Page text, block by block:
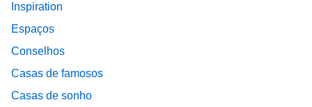
Inspiration
Espaços
Conselhos
Casas de famosos
Casas de sonho